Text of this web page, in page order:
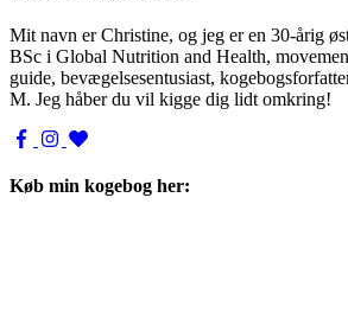
Mit navn er Christine, og jeg er en 30-årig
BSc i Global Nutrition and Health,
guide, bevægelsesentusiast,
M. Jeg håber du vil kigge dig lidt omkring!
Køb min kogebog her: